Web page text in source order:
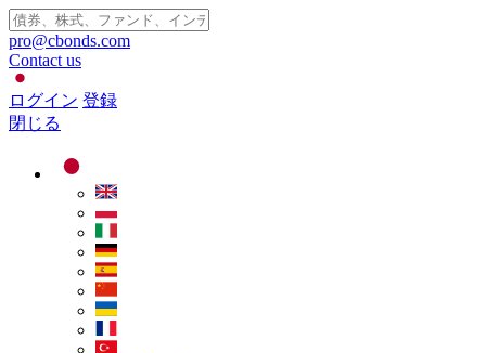
pro@cbonds.com
Contact us
ログイン 登録
閉じる